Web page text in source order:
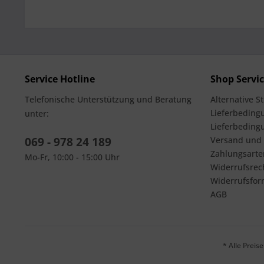
Service Hotline
Telefonische Unterstützung und Beratung
unter:
069 - 978 24 189
Mo-Fr, 10:00 - 15:00 Uhr
Shop
Alternative
Versand
AGB
* Alle